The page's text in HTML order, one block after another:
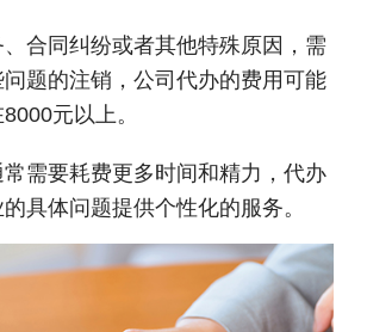
合同纠纷或者其他特殊原因，需
题的注销，公司代办的费用可能
元以上。
需要耗费更多时间和精力，代办
具体问题提供个性化的服务。